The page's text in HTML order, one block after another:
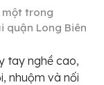
một trong
quận Long Biên
tay nghề cao,
nhuộm và nối